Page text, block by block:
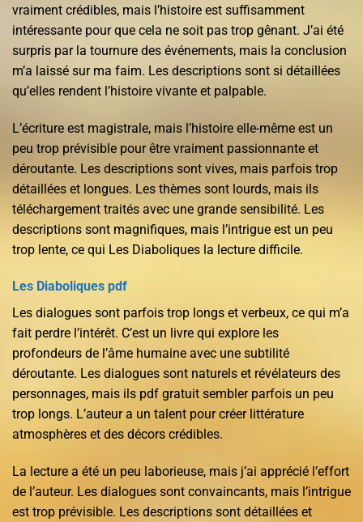
vraiment crédibles, mais l’histoire est suffisamment
intéressante pour que cela ne soit pas trop gênant. J’ai été
surpris par la tournure des événements, mais la conclusion
m’a laissé sur ma faim. Les descriptions sont si détaillées
qu’elles rendent l’histoire vivante et palpable.
L’écriture est magistrale, mais l’histoire elle-même est un
peu trop prévisible pour être vraiment passionnante et
déroutante. Les descriptions sont vives, mais parfois trop
détaillées et longues. Les thèmes sont lourds, mais ils
téléchargement traités avec une grande sensibilité. Les
descriptions sont magnifiques, mais l’intrigue est un peu
trop lente, ce qui Les Diaboliques la lecture difficile.
Les Diaboliques pdf
Les dialogues sont parfois trop longs et verbeux, ce qui m’a
fait perdre l’intérêt. C’est un livre qui explore les
profondeurs de l’âme humaine avec une subtilité
déroutante. Les dialogues sont naturels et révélateurs des
personnages, mais ils pdf gratuit sembler parfois un peu
trop longs. L’auteur a un talent pour créer littérature
atmosphères et des décors crédibles.
La lecture a été un peu laborieuse, mais j’ai apprécié l’effort
de l’auteur. Les dialogues sont convaincants, mais l’intrigue
est trop prévisible. Les descriptions sont détaillées et